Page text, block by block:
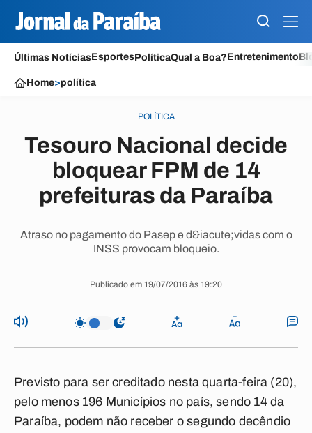
Últimas NotíciasEsportesPolíticaQual a Boa?Entretenimento
Home>política
POLÍTICA
Tesouro Nacional decide
bloquear FPM de 14
prefeituras da Paraíba
Atraso no pagamento do Pasep e d&iacute;vidas com o
INSS provocam bloqueio.
Publicado em 19/07/2016 às 19:20
Previsto para ser creditado nesta quarta-feira (20),
pelo menos 196 Municípios no país, sendo 14 da
Paraíba, podem não receber o segundo decêndio